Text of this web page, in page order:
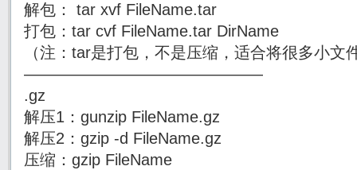
解包： tar xvf FileName.tar
打包：tar cvf FileName.tar DirName
（注：tar是打包，不是压缩，适合将很多小文
———————————————
.gz
解压1：gunzip FileName.gz
解压2：gzip -d FileName.gz
压缩：gzip FileName